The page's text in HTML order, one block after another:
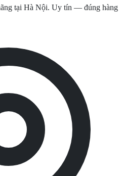
tại Hà Nội. Uy tín — đúng hàng